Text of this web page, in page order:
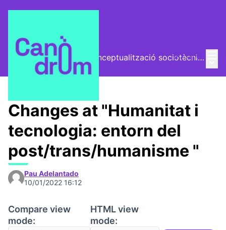
Log inEl Vector (vector de conceptualització sociotècnica)
Trobades
Changes at "Humanitat i
tecnologia: entorn del
post/trans/humanisme "
Pau Adelantado
10/01/2022 16:12
Compare view
mode:
HTML view
mode: